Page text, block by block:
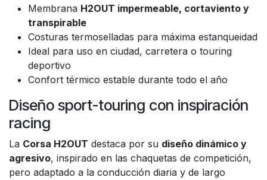
Membrana H2OUT impermeable, cortaviento y
transpirable
Costuras termoselladas para máxima estanqueidad
Ideal para uso en ciudad, carretera o touring
deportivo
Confort térmico estable durante todo el año
Diseño sport-touring con inspiración
racing
La Corsa H2OUT destaca por su diseño dinámico y
agresivo, inspirado en las chaquetas de competición,
pero adaptado a la conducción diaria y de largo